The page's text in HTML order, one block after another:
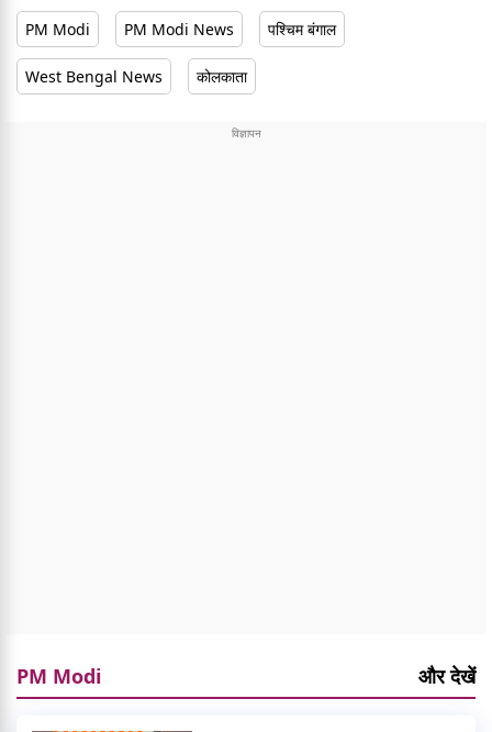
PM Modi PM Modi News पश्चिम बंगाल
West Bengal News कोलकाता
PM Modi और देखें